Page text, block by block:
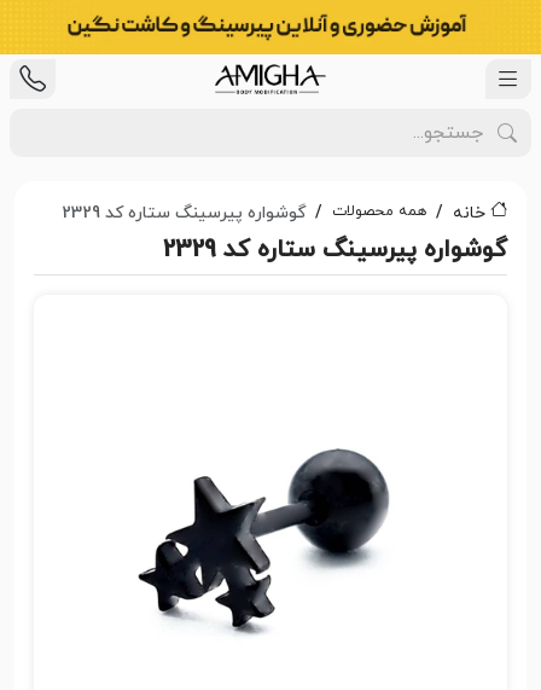
خانه همه محصولات گوشواره پیرسینگ ستاره کد 2329
گوشواره پیرسینگ ستاره کد 2329